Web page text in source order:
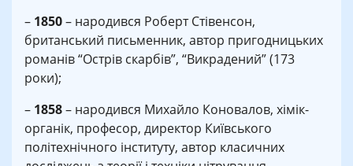
– 1850– народився Роберт Стівенсон,
британський письменник, автор пригодницьких
романів “Острів скарбів”, “Викрадений” (173
роки);
– 1858– народився Михайло Коновалов, хімік-
органік, професор, директор Київського
політехнічного інституту, автор класичних